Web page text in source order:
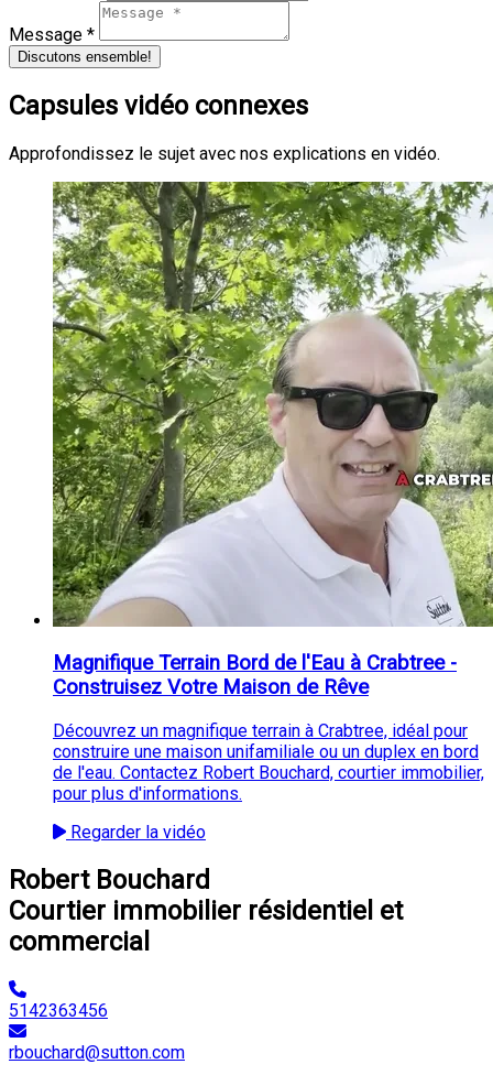
Message *
Discutons ensemble!
Capsules vidéo connexes
Approfondissez le sujet avec nos explications en vidéo.
Magnifique Terrain Bord de l'Eau à Crabtree -
Construisez Votre Maison de Rêve
Découvrez un magnifique terrain à Crabtree, idéal pour
construire une maison unifamiliale ou un duplex en bord
de l'eau. Contactez Robert Bouchard, courtier immobilier,
pour plus d'informations.
Regarder la vidéo
Robert Bouchard
Courtier immobilier résidentiel et
commercial
5142363456
rbouchard@sutton.com